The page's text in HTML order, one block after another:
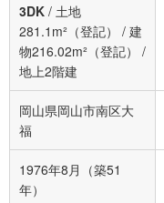
3DK / 土地
281.1m²（登記）
/ 建
物216.02m²（登記）
/
地上2階建
岡山県岡山市南区大
福
1976年8月（築51
年）